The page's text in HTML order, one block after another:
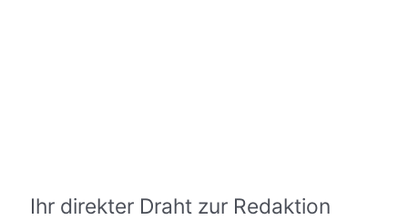
Ihr direkter Draht zur Redaktion